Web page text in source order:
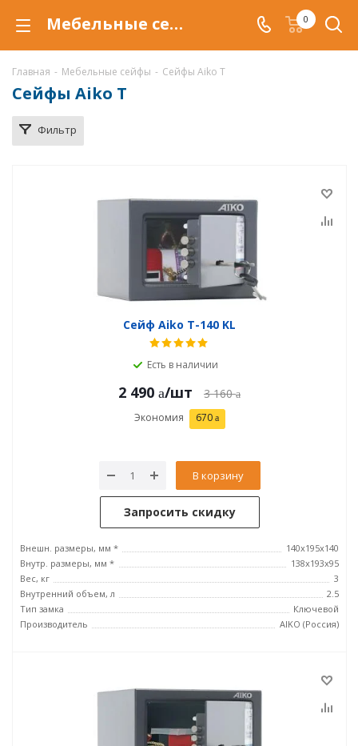
Мебельные сейфы Aiko T в Краснодаре, купить сейфы Aiko T по низкой цене, доставка сейфов Aiko T 0
Главная - Мебельные сейфы - Сейфы Aiko T
Сейфы Aiko T
Фильтр
Сейф Aiko T-140 KL
Есть в наличии
2 490 /шт 3 160
Экономия 670
В корзину
Запросить скидку
Внешн. размеры, мм *
140x195x140
Внутр. размеры, мм *
138x193x95
Вес, кг
3
Внутренний объем, л
2.5
Тип замка
Ключевой
Производитель
AIKO (Россия)